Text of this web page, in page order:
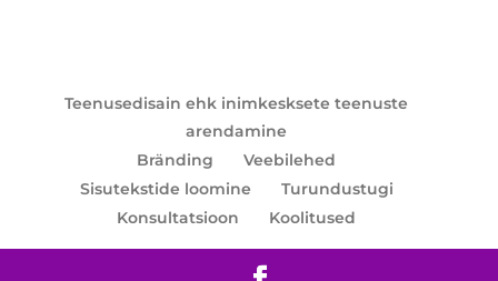
Teenusedisain ehk inimkesksete teenuste
arendamine
Bränding
Veebilehed
Sisutekstide loomine
Turundustugi
Konsultatsioon
Koolitused